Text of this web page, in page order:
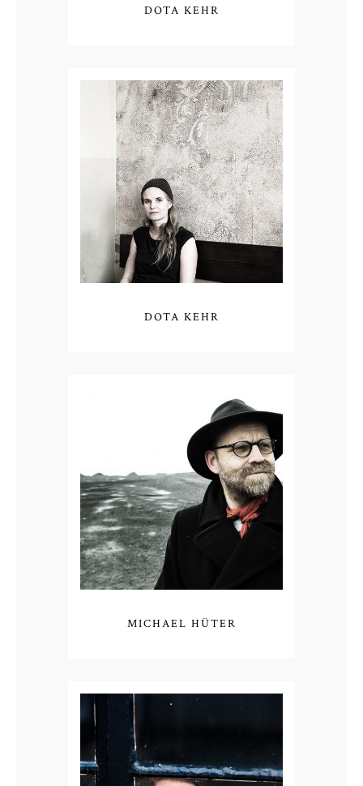
DOTA KEHR
DOTA KEHR
MICHAEL HÜTER